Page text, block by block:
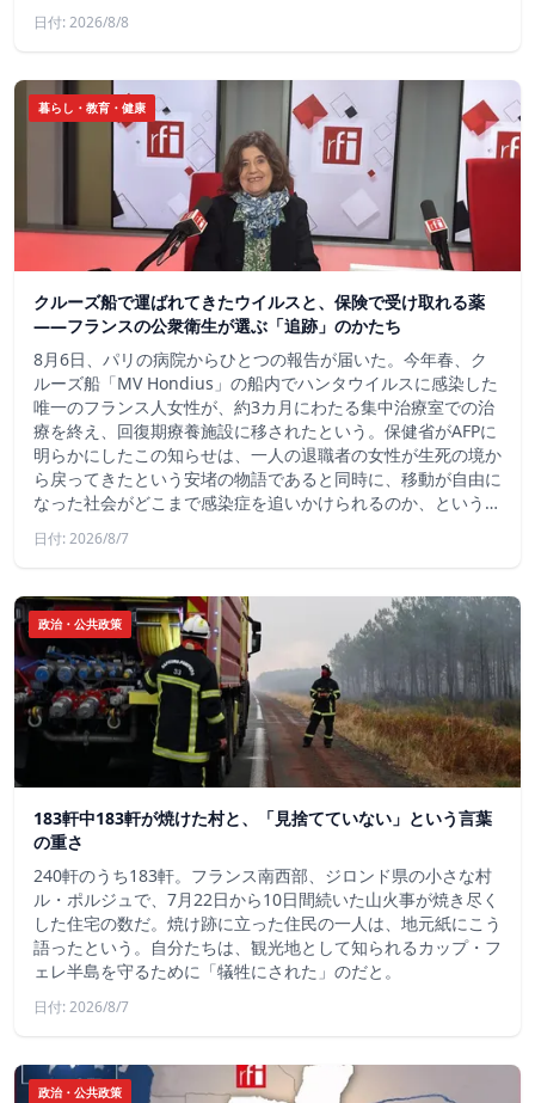
日付: 2026/8/8
暮らし・教育・健康
クルーズ船で運ばれてきたウイルスと、保険で受け取れる薬
――フランスの公衆衛生が選ぶ「追跡」のかたち
8月6日、パリの病院からひとつの報告が届いた。今年春、ク
ルーズ船「MV Hondius」の船内でハンタウイルスに感染した
唯一のフランス人女性が、約3カ月にわたる集中治療室での治
療を終え、回復期療養施設に移されたという。保健省がAFPに
明らかにしたこの知らせは、一人の退職者の女性が生死の境か
ら戻ってきたという安堵の物語であると同時に、移動が自由に
なった社会がどこまで感染症を追いかけられるのか、という…
日付: 2026/8/7
政治・公共政策
183軒中183軒が焼けた村と、「見捨てていない」という言葉
の重さ
240軒のうち183軒。フランス南西部、ジロンド県の小さな村
ル・ポルジュで、7月22日から10日間続いた山火事が焼き尽く
した住宅の数だ。焼け跡に立った住民の一人は、地元紙にこう
語ったという。自分たちは、観光地として知られるカップ・フ
ェレ半島を守るために「犠牲にされた」のだと。
日付: 2026/8/7
政治・公共政策